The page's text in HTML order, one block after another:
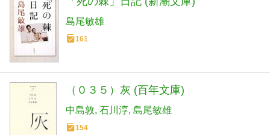
島尾敏雄
161
（０３５）灰 (百年文庫)
中島敦 石川淳 島尾敏雄
154